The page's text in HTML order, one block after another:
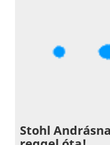
Stohl